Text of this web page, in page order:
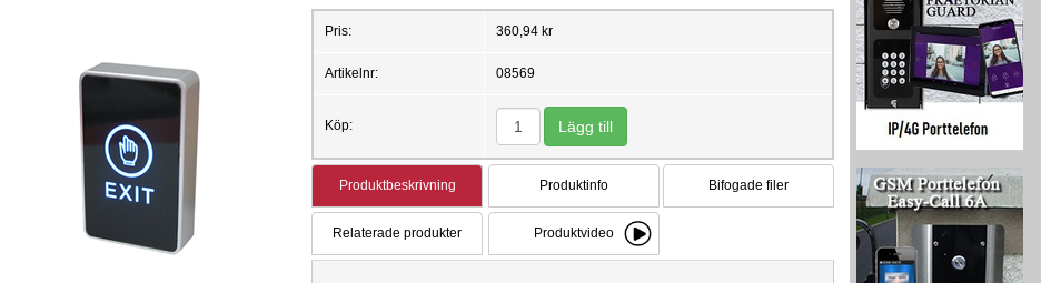
Pris: 360,94 kr
Artikelnr: 08569
Köp:
Produktbeskrivning Produktinfo Bifogade filer
Relaterade produkter Produktvideo